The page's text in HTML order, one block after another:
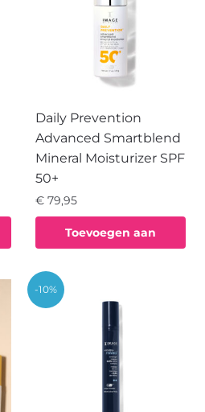
Daily Prevention
Advanced Smartblend
Mineral Moisturizer SPF
50+
€ 79,95
Toevoegen aan
-10%